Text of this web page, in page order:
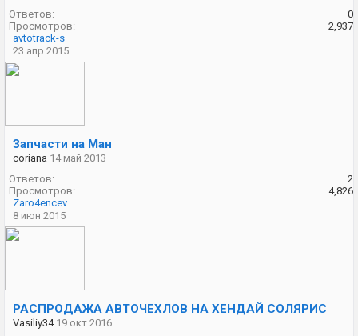
Ответов:
0
Просмотров:
2,937
avtotrack-s
23 апр 2015
Запчасти на Ман
coriana 14 май 2013
Ответов:
2
Просмотров:
4,826
Zaro4encev
8 июн 2015
РАСПРОДАЖА АВТОЧЕХЛОВ НА ХЕНДАЙ СОЛЯРИС
Vasiliy34 19 окт 2016